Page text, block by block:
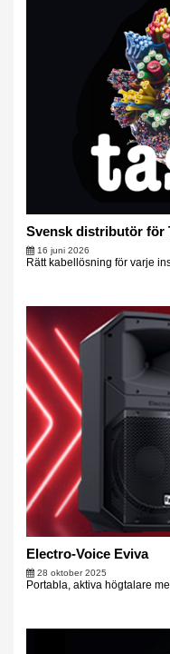
Svensk distributör för
16 juni 2026
Rätt kabellösning för varje
Electro-Voice Eviva
28 oktober 2025
Portabla, aktiva högtalare